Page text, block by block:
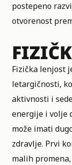
postepeno
otvorenost
Fizička lenjost
letargičnosti,
aktivnosti i
energije i volje
može imati
zdravlje. Prvi
malih